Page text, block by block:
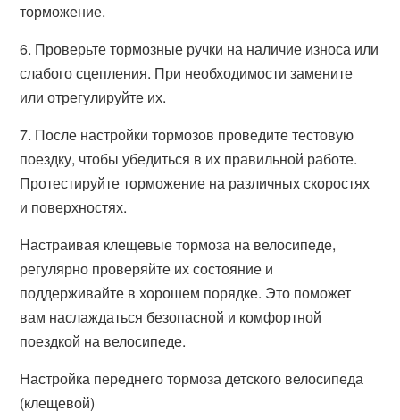
торможение.
6. Проверьте тормозные ручки на наличие износа или
слабого сцепления. При необходимости замените
или отрегулируйте их.
7. После настройки тормозов проведите тестовую
поездку, чтобы убедиться в их правильной работе.
Протестируйте торможение на различных скоростях
и поверхностях.
Настраивая клещевые тормоза на велосипеде,
регулярно проверяйте их состояние и
поддерживайте в хорошем порядке. Это поможет
вам наслаждаться безопасной и комфортной
поездкой на велосипеде.
Настройка переднего тормоза детского велосипеда
(клещевой)